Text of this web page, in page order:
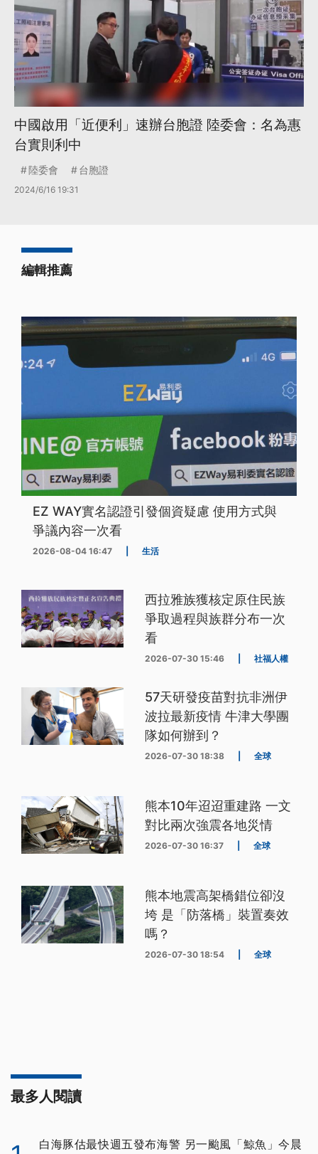
中國啟用「近便利」速辦台胞證 陸委會：名為惠
台實則利中
陸委會 台胞證
2024/6/16 19:31
編輯推薦
EZ WAY實名認證引發個資疑慮 使用方式與
爭議內容一次看
2026-08-04 16:47 生活
西拉雅族獲核定原住民族
爭取過程與族群分布一次
看
2026-07-30 15:46 社福人權
57天研發疫苗對抗非洲伊
波拉最新疫情 牛津大學團
隊如何辦到？
2026-07-30 18:38 全球
熊本10年迢迢重建路 一文
對比兩次強震各地災情
2026-07-30 16:37 全球
熊本地震高架橋錯位卻沒
垮 是「防落橋」裝置奏效
嗎？
2026-07-30 18:54 全球
最多人閱讀
白海豚估最快週五發布海警 另一颱風「鯨魚」今晨